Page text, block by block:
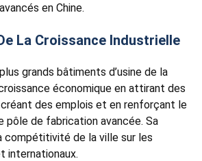
en Chine.
La Croissance Industrielle
grands bâtiments d’usine de la
économique en attirant des
des emplois et en renforçant le
pôle de fabrication avancée. Sa
compétitivité de la ville sur les
internationaux.